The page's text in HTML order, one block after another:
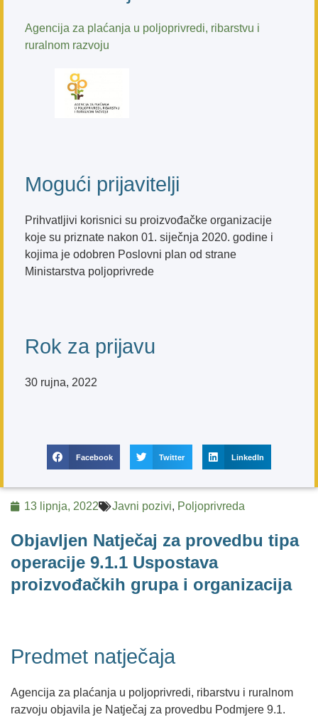
Agencija za plaćanja u poljoprivredi, ribarstvu i
ruralnom razvoju
Mogući prijavitelji
Prihvatljivi korisnici su proizvođačke organizacije
koje su priznate nakon 01. siječnja 2020. godine i
kojima je odobren Poslovni plan od strane
Ministarstva poljoprivrede
Rok za prijavu
30 rujna, 2022
Facebook Twitter LinkedIn
13 lipnja, 2022 Javni pozivi, Poljoprivreda
Objavljen Natječaj za provedbu tipa
operacije 9.1.1 Uspostava
proizvođačkih grupa i organizacija
Predmet natječaja
Agencija za plaćanja u poljoprivredi, ribarstvu i ruralnom
razvoju objavila je Natječaj za provedbu Podmjere 9.1.